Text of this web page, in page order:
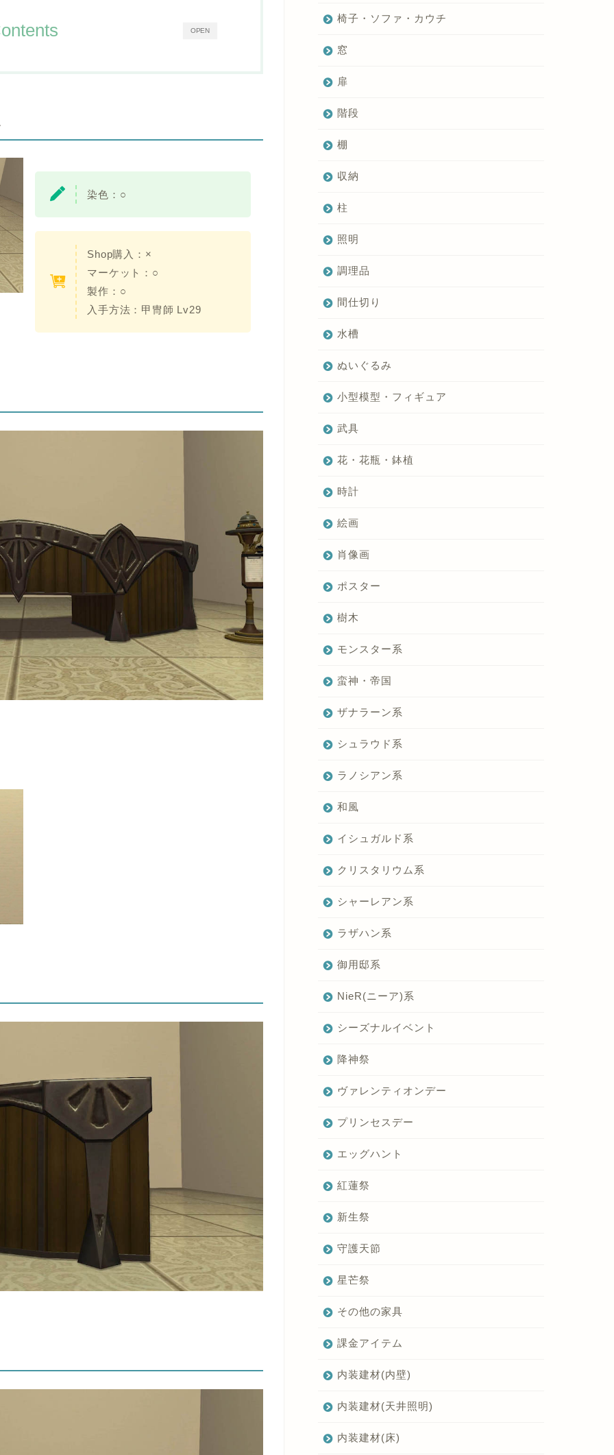
OPEN
染色： ○
Shop購入： ×
マーケット：○
製作：○
入手方法： 甲冑師 Lv29
椅子・ソファ・カウチ
窓
扉
階段
棚
収納
柱
照明
調理品
間仕切り
水槽
ぬいぐるみ
小型模型・フィギュア
武具
花・花瓶・鉢植
時計
絵画
肖像画
ポスター
樹木
モンスター系
蛮神・帝国
ザナラーン系
シュラウド系
ラノシアン系
和風
イシュガルド系
クリスタリウム系
シャーレアン系
ラザハン系
御用邸系
NieR(ニーア)系
シーズナルイベント
降神祭
ヴァレンティオンデー
プリンセスデー
エッグハント
紅蓮祭
新生祭
守護天節
星芒祭
その他の家具
課金アイテム
内装建材(内壁)
内装建材(天井照明)
内装建材(床)